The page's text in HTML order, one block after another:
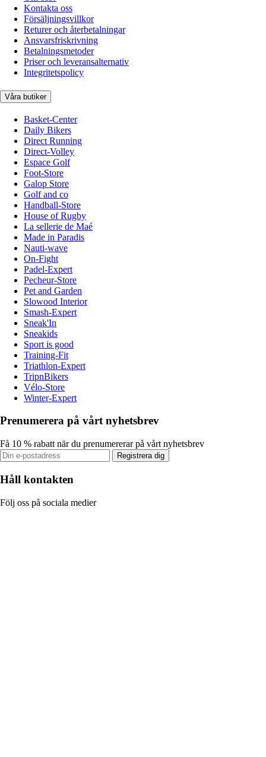
Kontakta oss
Försäljningsvillkor
Returer och återbetalningar
Ansvarsfriskrivning
Betalningsmetoder
Priser och leveransalternativ
Integritetspolicy
Våra butiker
Basket-Center
Daily Bikers
Direct Running
Direct-Volley
Espace Golf
Foot-Store
Galop Store
Golf and co
Handball-Store
House of Rugby
La sellerie de Maé
Made in Paradis
Nauti-wave
On-Fight
Padel-Expert
Pecheur-Store
Pet and Garden
Slowood Interior
Smash-Expert
Sneak'In
Sneakids
Sport is good
Training-Fit
Triathlon-Expert
TripnBikers
Vélo-Store
Winter-Expert
Prenumerera på vårt nyhetsbrev
Få 10 % rabatt när du prenumererar på vårt nyhetsbrev
Registrera dig
Håll kontakten
Följ oss på sociala medier